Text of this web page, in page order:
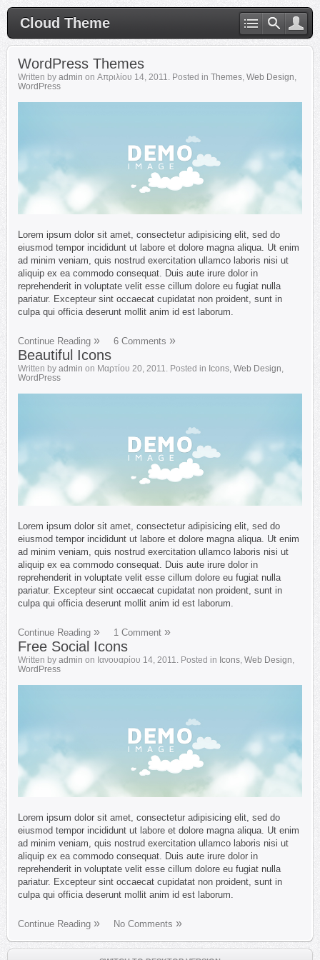
Cloud Theme
WordPress Themes
Written by admin on Απριλίου 14, 2011. Posted in Themes, Web Design,
WordPress
Lorem ipsum dolor sit amet, consectetur adipisicing elit, sed do
eiusmod tempor incididunt ut labore et dolore magna aliqua. Ut enim
ad minim veniam, quis nostrud exercitation ullamco laboris nisi ut
aliquip ex ea commodo consequat. Duis aute irure dolor in
reprehenderit in voluptate velit esse cillum dolore eu fugiat nulla
pariatur. Excepteur sint occaecat cupidatat non proident, sunt in
culpa qui officia deserunt mollit anim id est laborum.
Continue Reading 6 Comments
Beautiful Icons
Written by admin on Μαρτίου 20, 2011. Posted in Icons, Web Design,
WordPress
Lorem ipsum dolor sit amet, consectetur adipisicing elit, sed do
eiusmod tempor incididunt ut labore et dolore magna aliqua. Ut enim
ad minim veniam, quis nostrud exercitation ullamco laboris nisi ut
aliquip ex ea commodo consequat. Duis aute irure dolor in
reprehenderit in voluptate velit esse cillum dolore eu fugiat nulla
pariatur. Excepteur sint occaecat cupidatat non proident, sunt in
culpa qui officia deserunt mollit anim id est laborum.
Continue Reading 1 Comment
Free Social Icons
Written by admin on Ιανουαρίου 14, 2011. Posted in Icons, Web Design,
WordPress
Lorem ipsum dolor sit amet, consectetur adipisicing elit, sed do
eiusmod tempor incididunt ut labore et dolore magna aliqua. Ut enim
ad minim veniam, quis nostrud exercitation ullamco laboris nisi ut
aliquip ex ea commodo consequat. Duis aute irure dolor in
reprehenderit in voluptate velit esse cillum dolore eu fugiat nulla
pariatur. Excepteur sint occaecat cupidatat non proident, sunt in
culpa qui officia deserunt mollit anim id est laborum.
Continue Reading No Comments